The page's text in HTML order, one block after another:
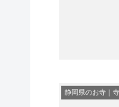
静岡県のお寺｜